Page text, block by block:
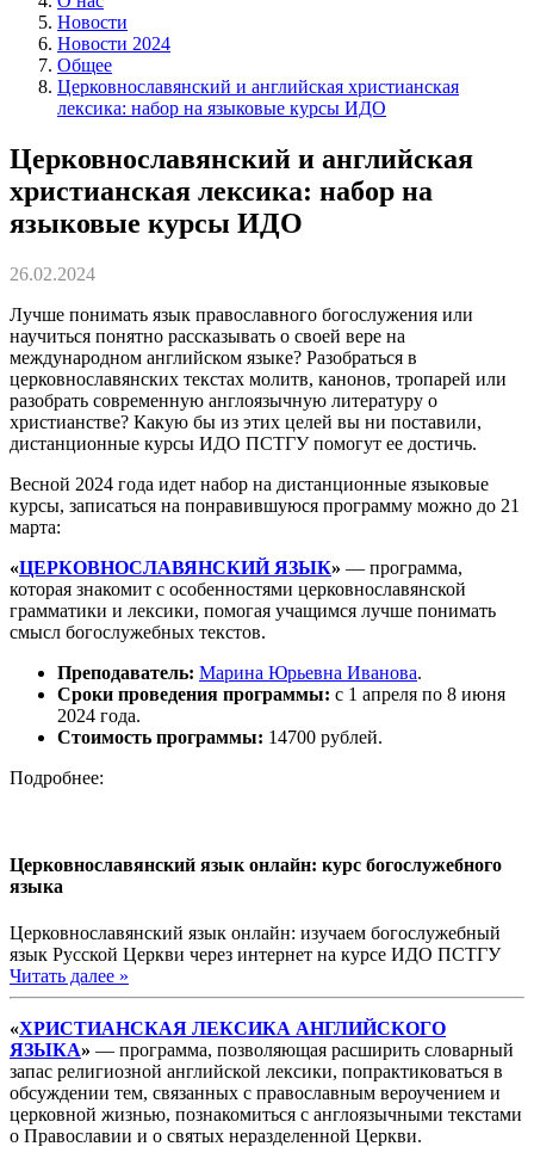
Новости
Новости 2024
Общее
Церковнославянский и английская христианская
лексика: набор на языковые курсы ИДО
Церковнославянский и английская
христианская лексика: набор на
языковые курсы ИДО
26.02.2024
Лучше понимать язык православного богослужения или
научиться понятно рассказывать о своей вере на
международном английском языке? Разобраться в
церковнославянских текстах молитв, канонов, тропарей или
разобрать современную англоязычную литературу о
христианстве? Какую бы из этих целей вы ни поставили,
дистанционные курсы ИДО ПСТГУ помогут ее достичь.
Весной 2024 года идет набор на дистанционные языковые
курсы, записаться на понравившуюся программу можно до 21
марта:
«ЦЕРКОВНОСЛАВЯНСКИЙ ЯЗЫК» — программа,
которая знакомит с особенностями церковнославянской
грамматики и лексики, помогая учащимся лучше понимать
смысл богослужебных текстов.
Преподаватель: Марина Юрьевна Иванова.
Сроки проведения программы: с 1 апреля по 8 июня
2024 года.
Стоимость программы: 14700 рублей.
Подробнее:
Церковнославянский язык онлайн: курс богослужебного
языка
Церковнославянский язык онлайн: изучаем богослужебный
язык Русской Церкви через интернет на курсе ИДО ПСТГУ
Читать далее »
«ХРИСТИАНСКАЯ ЛЕКСИКА АНГЛИЙСКОГО
ЯЗЫКА» — программа, позволяющая расширить словарный
запас религиозной английской лексики, попрактиковаться в
обсуждении тем, связанных с православным вероучением и
церковной жизнью, познакомиться с англоязычными текстами
о Православии и о святых неразделенной Церкви.